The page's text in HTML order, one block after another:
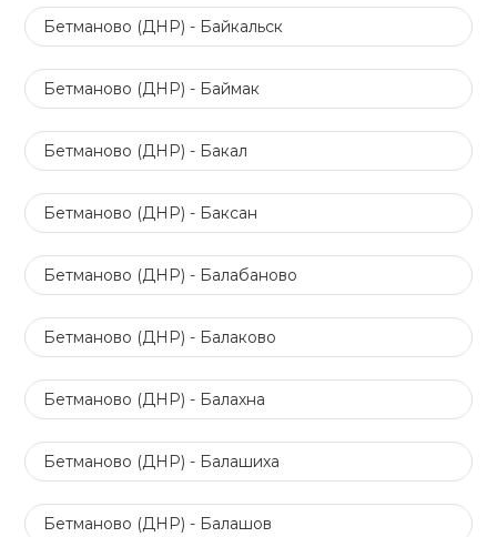
Бетманово (ДНР) - Байкальск
Бетманово (ДНР) - Баймак
Бетманово (ДНР) - Бакал
Бетманово (ДНР) - Баксан
Бетманово (ДНР) - Балабаново
Бетманово (ДНР) - Балаково
Бетманово (ДНР) - Балахна
Бетманово (ДНР) - Балашиха
Бетманово (ДНР) - Балашов